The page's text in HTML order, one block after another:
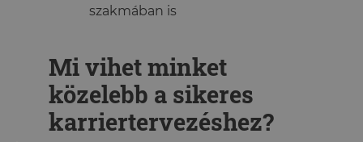
szakmában is
Mi vihet minket
közelebb a sikeres
karriertervezéshez?